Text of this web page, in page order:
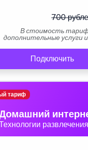
700
В стоимость
дополнительные услуги
Подключить
развлечения
тариф